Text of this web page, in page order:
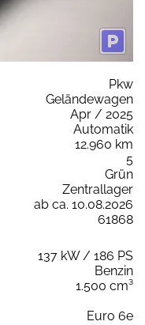
Pkw
Geländewagen
Apr / 2025
Automatik
12.960 km
5
Grün
Zentrallager
ab ca. 10.08.2026
61868
137 kW / 186 PS
Benzin
1.500 cm³
Euro 6e